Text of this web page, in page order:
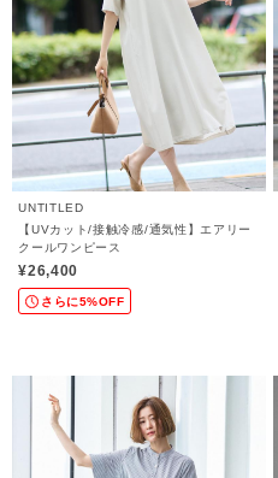
UNTITLED
【UVカット/接触冷感/通気性】エアリー
クールワンピース
¥26,400
さらに5%OFF